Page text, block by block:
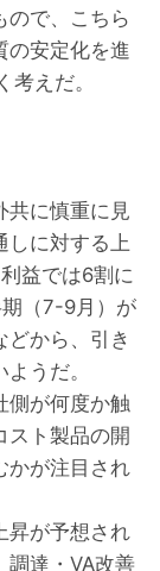
ので、こちら
の安定化を進
えだ。
共に慎重に見
しに対する上
益では6割に
（7-9月）が
どから、引き
うだ。
側が何度か触
スト製品の開
かが注目され
昇が予想され
調達・VA改善